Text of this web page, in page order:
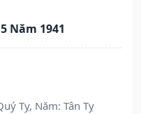
Năm 1941
Tỵ, Năm: Tân Tỵ